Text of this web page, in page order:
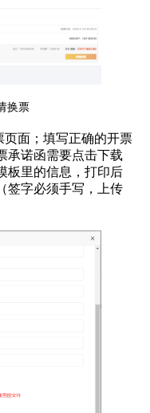
换票
页面；填写正确的开票
承诺函需要点击下载
板里的信息，打印后
签字必须手写，上传